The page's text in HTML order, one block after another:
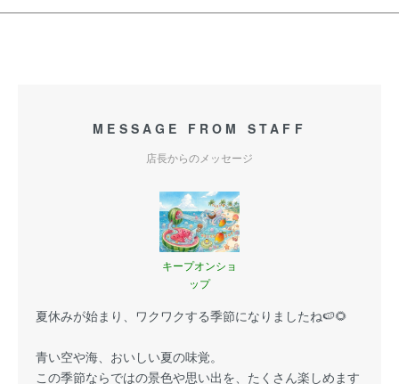
MESSAGE FROM STAFF
店長からのメッセージ
キープオンショ
ップ
夏休みが始まり、ワクワクする季節になりましたね🍉🌻
青い空や海、おいしい夏の味覚。
この季節ならではの景色や思い出を、たくさん楽しめます